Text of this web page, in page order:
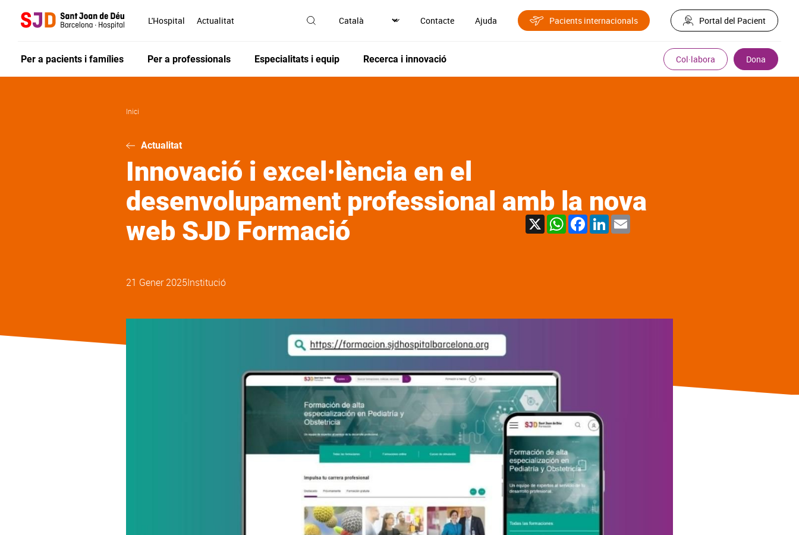
L'Hospital Actualitat Contacte Ajuda Pacients internacionals Portal del Pacient
Per a pacients i famílies Per a professionals Especialitats i equip Recerca i innovació Col·labora Dona
Inici
Actualitat
Innovació i excel·lència en el
desenvolupament professional amb la nova
web SJD Formació
X WhatsAppFacebook
LinkedIn
21 Gener 2025Institució